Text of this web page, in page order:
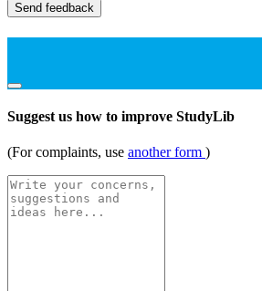
Send feedback
Suggest us how to improve StudyLib
(For complaints, use another form )